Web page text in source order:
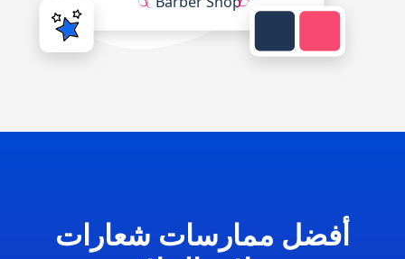
أفضل ممارسات شعارات